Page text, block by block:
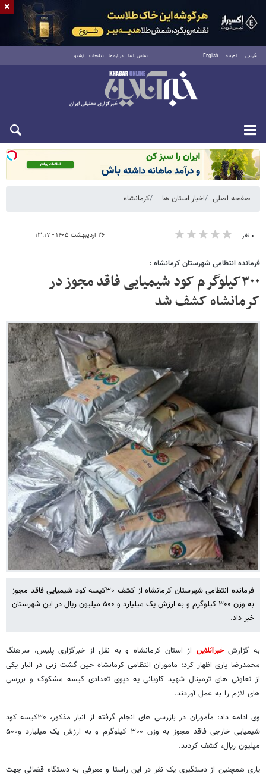
فارسی العربية English تماس با ما درباره ما تبلیغات آرشیو
شنبه ۱۷ مرداد ۱۴۰۵
صفحه اصلی اخبار استان ها کرمانشاه
۰ نفر ۲۶ اردیبهشت ۱۴۰۵ - ۱۳:۱۷
فرمانده انتظامی شهرستان کرمانشاه :
۳۰۰کیلوگرم کود شیمیایی فاقد مجوز در
کرمانشاه کشف شد
فرمانده انتظامی شهرستان کرمانشاه از کشف ۳۰کیسه کود شیمیایی فاقد مجوز
به وزن ۳۰۰ کیلوگرم و به ارزش یک میلیارد و ۵۰۰ میلیون ریال در این شهرستان
خبر داد.
به گزارشخبرآنلاین از استان کرمانشاه و به نقل از خبرگزاری پلیس، سرهنگ
محمدرضا یاری اظهار کرد: ماموران انتظامی کرمانشاه حین گشت زنی در انبار یکی
از تعاونی های ترمینال شهید کاویانی یه دپوی تعدادی کیسه مشکوک و بررسی
های لازم را به عمل آوردند.
وی ادامه داد: مأموران در بازرسی های انجام گرفته از انبار مذکور، ۳۰کیسه کود
شیمیایی خارجی فاقد مجوز به وزن ۳۰۰ کیلوگرم و به ارزش یک میلیارد و۵۰۰
میلیون ریال، کشف کردند.
یاری همچنین از دستگیری یک نفر در این راستا و معرفی به دستگاه قضائی جهت
×